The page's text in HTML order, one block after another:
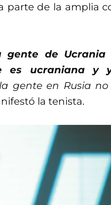
parte de la amplia
de Ucrania
es ucraniana y
gente en Rusia no
la tenista.